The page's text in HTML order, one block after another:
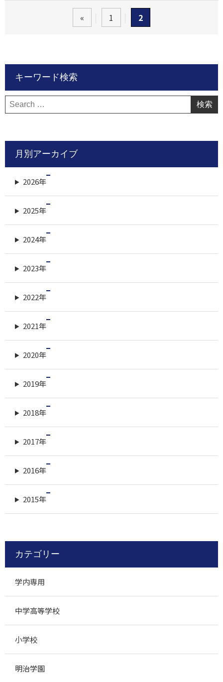
« 1 2
キーワード検索
検
索:
月別アーカイブ
2026年
2025年
2024年
2023年
2022年
2021年
2020年
2019年
2018年
2017年
2016年
2015年
カテゴリー
学内専用
中学高等学校
小学校
明治学園